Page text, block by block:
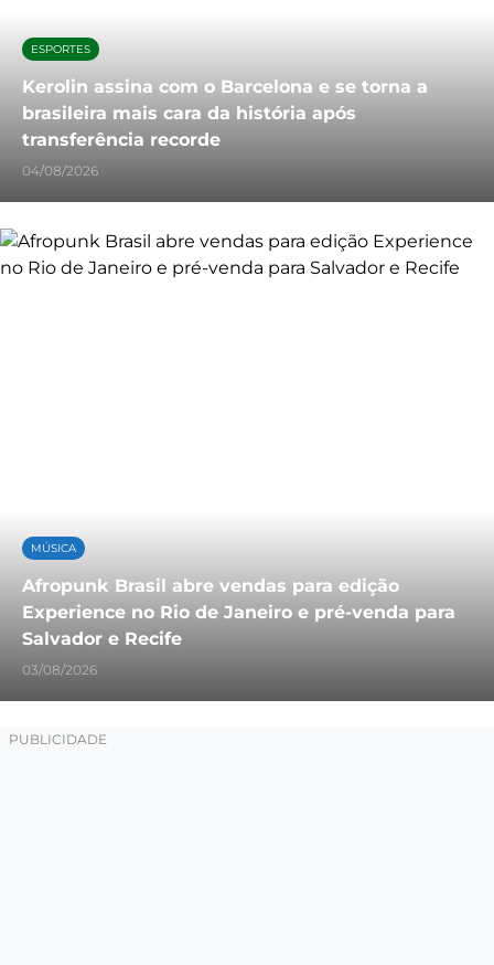
ESPORTES
Kerolin assina com o Barcelona e se torna a
brasileira mais cara da história após
transferência recorde
04/08/2026
MÚSICA
Afropunk Brasil abre vendas para edição
Experience no Rio de Janeiro e pré-venda para
Salvador e Recife
03/08/2026